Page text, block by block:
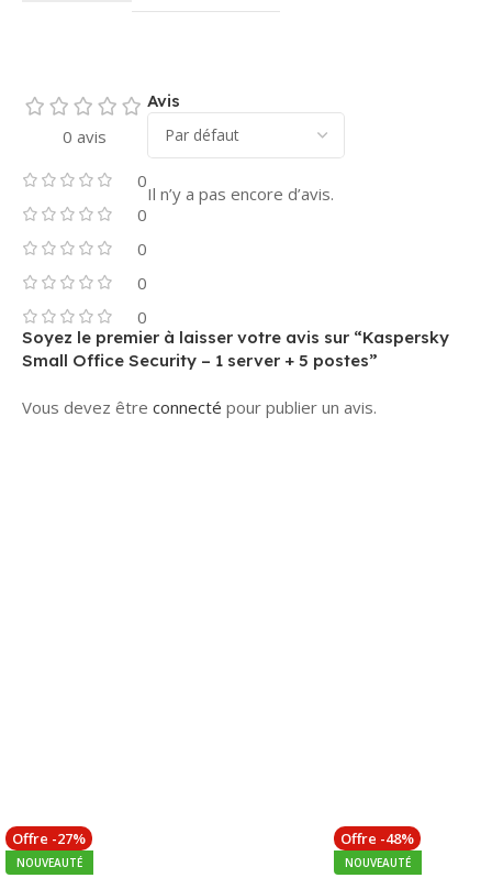
0 avis
0
0
0
0
0
Avis
Il n’y a pas encore d’avis.
Soyez le premier à laisser votre avis sur “Kaspersky
Small Office Security – 1 server + 5 postes”
Vous devez être connecté pour publier un avis.
Offre -27%
NOUVEAUTÉ
Offre -48%
NOUVEAUTÉ